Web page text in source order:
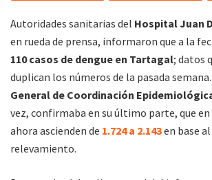
Autoridades sanitarias del Hospital Juan
en rueda de prensa, informaron que a la
110 casos de dengue en Tartagal; datos
duplican los números de la pasada semana.
General de Coordinación
vez, confirmaba en su último parte, que en
ahora ascienden de 1.724 a 2.143en base
relevamiento.